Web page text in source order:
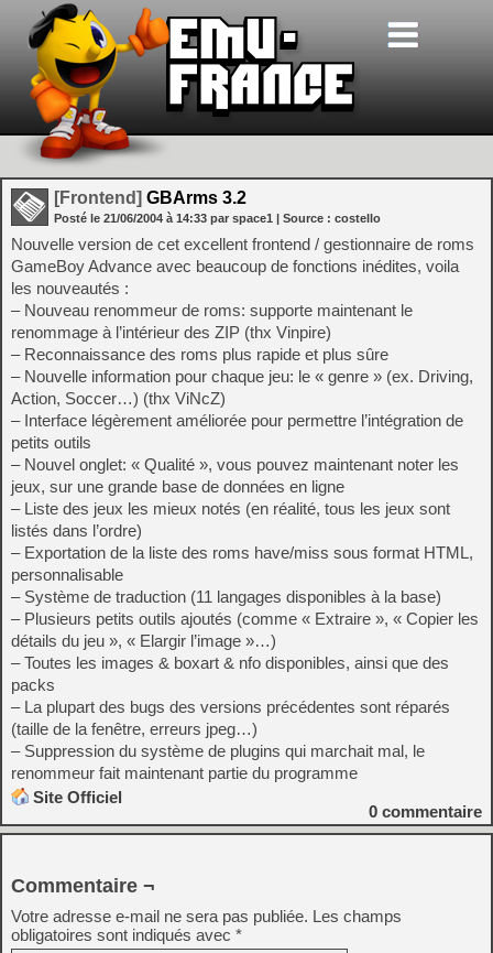
[Frontend] GBArms 3.2
Posté le 21/06/2004 à 14:33 par space1 | Source : costello
Nouvelle version de cet excellent frontend / gestionnaire de roms
GameBoy Advance avec beaucoup de fonctions inédites, voila
les nouveautés :
– Nouveau renommeur de roms: supporte maintenant le
renommage à l’intérieur des ZIP (thx Vinpire)
– Reconnaissance des roms plus rapide et plus sûre
– Nouvelle information pour chaque jeu: le « genre » (ex. Driving,
Action, Soccer…) (thx ViNcZ)
– Interface légèrement améliorée pour permettre l’intégration de
petits outils
– Nouvel onglet: « Qualité », vous pouvez maintenant noter les
jeux, sur une grande base de données en ligne
– Liste des jeux les mieux notés (en réalité, tous les jeux sont
listés dans l’ordre)
– Exportation de la liste des roms have/miss sous format HTML,
personnalisable
– Système de traduction (11 langages disponibles à la base)
– Plusieurs petits outils ajoutés (comme « Extraire », « Copier les
détails du jeu », « Elargir l’image »…)
– Toutes les images & boxart & nfo disponibles, ainsi que des
packs
– La plupart des bugs des versions précédentes sont réparés
(taille de la fenêtre, erreurs jpeg…)
– Suppression du système de plugins qui marchait mal, le
renommeur fait maintenant partie du programme
Site Officiel
0 commentaire
Commentaire ¬
Votre adresse e-mail ne sera pas publiée. Les champs
obligatoires sont indiqués avec *